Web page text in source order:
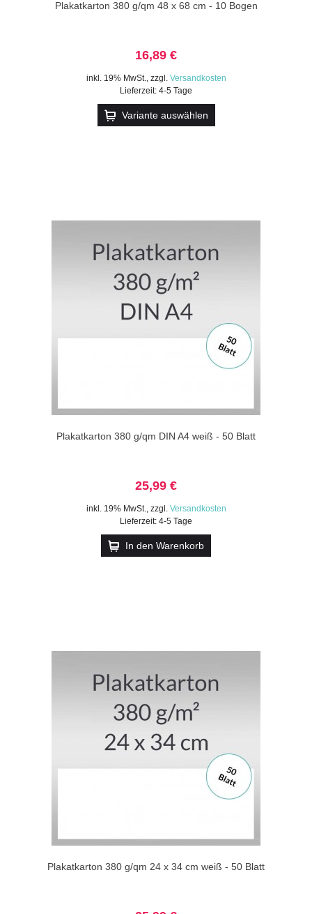
Plakatkarton 380 g/qm 48 x 68 cm - 10 Bogen
16,89 €
inkl. 19% MwSt., zzgl. Versandkosten
Lieferzeit: 4-5 Tage
Variante auswählen
Plakatkarton 380 g/qm DIN A4 weiß - 50 Blatt
25,99 €
inkl. 19% MwSt., zzgl. Versandkosten
Lieferzeit: 4-5 Tage
In den Warenkorb
Plakatkarton 380 g/qm 24 x 34 cm weiß - 50 Blatt